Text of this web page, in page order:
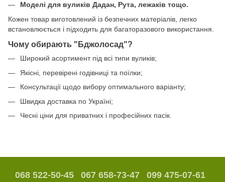
Моделі для вуликів Дадан, Рута, лежаків тощо.
Кожен товар виготовлений із безпечних матеріалів, легко
встановлюється і підходить для багаторазового використання.
Чому обирають "Бджолосад"?
Широкий асортимент під всі типи вуликів;
Якісні, перевірені годівниці та поїлки;
Консультації щодо вибору оптимального варіанту;
Швидка доставка по Україні;
Чесні ціни для приватних і професійних пасік.
068 522-50-45 067 658-73-47 099 475-07-61